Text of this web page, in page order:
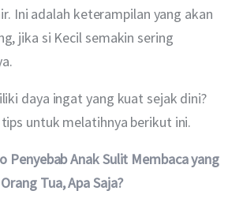
Ini adalah keterampilan yang akan
jika si Kecil semakin sering
daya ingat yang kuat sejak dini?
untuk melatihnya berikut ini.
Penyebab Anak Sulit Membaca yang
Tua, Apa Saja?